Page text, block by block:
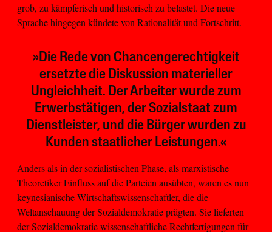
grob, zu kämpferisch und historisch zu belastet. Die neue
Sprache hingegen kündete von Rationalität und Fortschritt.
»Die Rede von Chancengerechtigkeit
ersetzte die Diskussion materieller
Ungleichheit. Der Arbeiter wurde zum
Erwerbstätigen, der Sozialstaat zum
Dienstleister, und die Bürger wurden zu
Kunden staatlicher Leistungen.«
Anders als in der sozialistischen Phase, als marxistische
Theoretiker Einfluss auf die Parteien ausübten, waren es nun
keynesianische Wirtschaftswissenschaftler, die die
Weltanschauung der Sozialdemokratie prägten. Sie lieferten
der Sozialdemokratie wissenschaftliche Rechtfertigungen für